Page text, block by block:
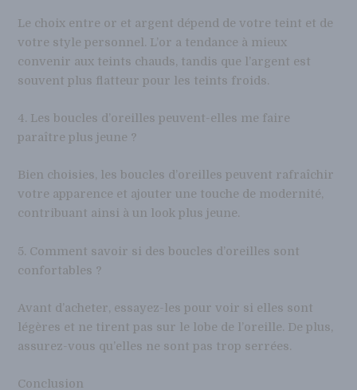
Le choix entre or et argent dépend de votre teint et de
votre style personnel. L’or a tendance à mieux
convenir aux teints chauds, tandis que l’argent est
souvent plus flatteur pour les teints froids.
4. Les boucles d’oreilles peuvent-elles me faire
paraître plus jeune ?
Bien choisies, les boucles d’oreilles peuvent rafraîchir
votre apparence et ajouter une touche de modernité,
contribuant ainsi à un look plus jeune.
5. Comment savoir si des boucles d’oreilles sont
confortables ?
Avant d’acheter, essayez-les pour voir si elles sont
légères et ne tirent pas sur le lobe de l’oreille. De plus,
assurez-vous qu’elles ne sont pas trop serrées.
Conclusion